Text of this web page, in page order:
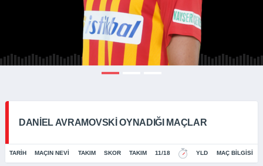
DANIEL AVRAMOVSKI OYNADIĞI MAÇLAR
TARIH MAÇIN NEVI TAKIM SKOR TAKIM 11/18 YLD MAÇ BILGISI